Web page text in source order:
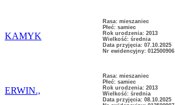
KAMYK
Rasa: mieszaniec
Płeć: samiec
Rok urodzenia: 2013
Wielkość: średnia
Data przyjęcia: 07.10.2025
Nr ewidencyjny: 012500906
ERWIN.,
Rasa: mieszaniec
Płeć: samiec
Rok urodzenia: 2013
Wielkość: średnia
Data przyjęcia: 08.10.2025